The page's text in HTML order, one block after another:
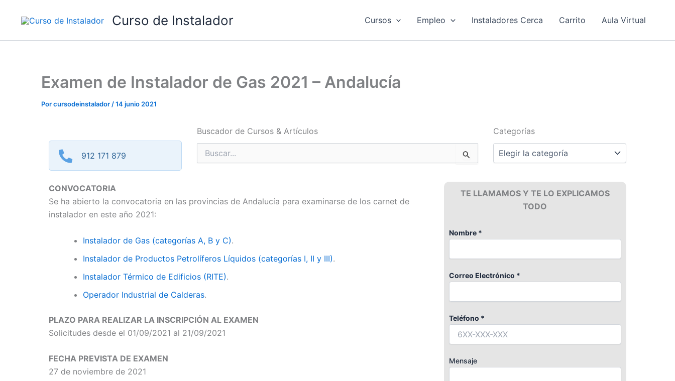
Curso de Instalador Cursos Empleo Instaladores Cerca Carrito Aula Virtual
Examen de Instalador de Gas 2021 – Andalucía
Porcursodeinstalador /14 junio 2021
912 171 879
Buscador de Cursos & Artículos
Buscar
por:
Categorías
Categorías
CONVOCATORIA
Se ha abierto la convocatoria en las provincias de Andalucía para examinarse de los carnet de
instalador en este año 2021:
Instalador de Gas (categorías A, B y C).
Instalador de Productos Petrolíferos Líquidos (categorías I, II y III).
Instalador Térmico de Edificios (RITE).
Operador Industrial de Calderas.
PLAZO PARA REALIZAR LA INSCRIPCIÓN AL EXAMEN
Solicitudes desde el 01/09/2021 al 21/09/2021
FECHA PREVISTA DE EXAMEN
27 de noviembre de 2021
TE LLAMAMOS Y TE LO EXPLICAMOS
TODO
Nombre *
Correo Electrónico *
Teléfono *
Mensaje